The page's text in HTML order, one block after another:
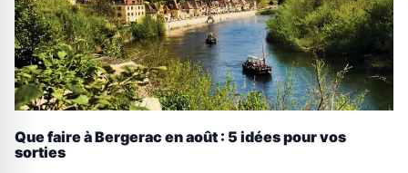
Que faire à Bergerac en août : 5 idées pour vos
sorties